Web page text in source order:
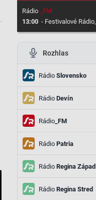
Rádio_FM
13:00 - Festivalové Rádio_FM
Rozhlas
RádioSlovensko
RádioDevín
Rádio_FM
RádioPatria
RádioRegina Západ
RádioRegina Stred